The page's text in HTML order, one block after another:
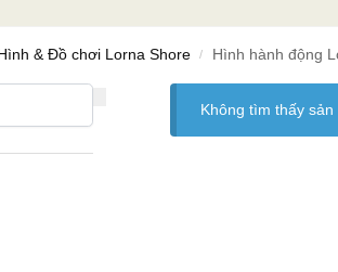
Hình & Đồ chơi Lorna Shore / Hình hành động
Không tìm thấy